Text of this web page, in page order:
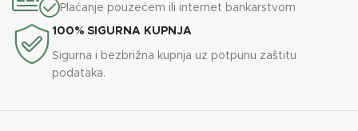
Plaćanje pouzećem ili internet bankarstvom
100% SIGURNA KUPNJA
Sigurna i bezbrižna kupnja uz potpunu zaštitu
podataka.